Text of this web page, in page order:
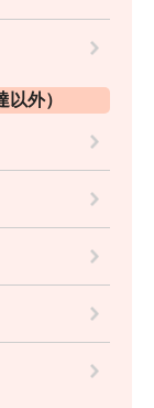
外）